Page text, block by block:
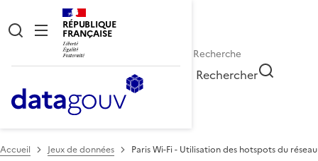
RÉPUBLIQUE
FRANÇAISE
Rechercher
Accueil Jeux de données Paris Wi-Fi - Utilisation des hotspots du réseau